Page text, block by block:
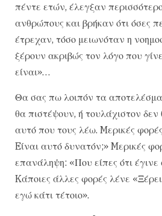
πέντε ετών, έλεγξαν
ανθρώπους και βρήκαν ότι όσες
έτρεχαν, τόσο μειωνόταν η
ξέρουν ακριβώς τον λόγο που
είναι»…
Θα σας πω λοιπόν τα
θα πιστέψουν, ή τουλάχιστον
αυτό που τους λέω. Mερικές
Eίναι αυτό δυνατόν;» Mερικές
επανάληψη: «Που είπες ότι
Kάποιες άλλες φορές λένε
εγώ κάτι τέτοιο».